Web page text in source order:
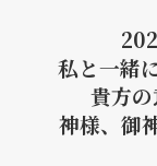
私と一緒
貴方の
神様、御